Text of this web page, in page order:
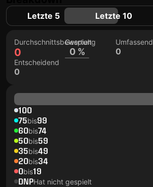
Letzte 5 Letzte 10
Durchschnittsbewertung
0
Gespielt
0 %
Umfassend
0
Entscheidend
0
100
75bis99
60bis74
50bis59
35bis49
20bis34
0bis19
DNPHat nicht gespielt